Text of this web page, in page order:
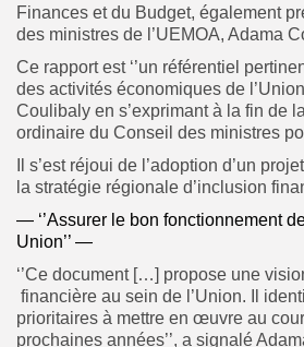
Finances et du Budget, également
des ministres de l’UEMOA, Adama
Ce rapport est ‘’un référentiel
des activités économiques de
Coulibaly en s’exprimant à la fin de
ordinaire du Conseil des ministres
Il s’est réjoui de l’adoption d’un
la stratégie régionale d’inclusion
— ‘’Assurer le bon fonctionnement
Union’’ —
‘’Ce document […] propose une
financière au sein de l’Union. Il
prioritaires à mettre en œuvre au
prochaines années’’, a signalé